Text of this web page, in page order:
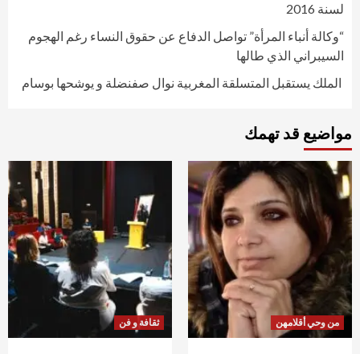
لسنة 2016
“وكالة أنباء المرأة” تواصل الدفاع عن حقوق النساء رغم الهجوم
السيبراني الذي طالها
الملك يستقبل المتسلقة المغربية نوال صفنضلة و يوشحها بوسام
مواضيع قد تهمك
من وحي أقلامهن ثقافة و فن